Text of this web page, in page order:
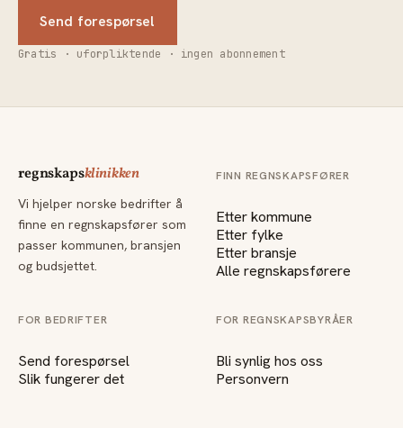
Send forespørsel
Gratis · uforpliktende · ingen abonnement
regnskapsklinikken
Vi hjelper norske bedrifter å
finne en regnskapsfører som
passer kommunen, bransjen
og budsjettet.
FINN REGNSKAPSFØRER
Etter kommune
Etter fylke
Etter bransje
Alle regnskapsførere
FOR BEDRIFTER
Send forespørsel
Slik fungerer det
FOR REGNSKAPSBYRÅER
Bli synlig hos oss
Personvern